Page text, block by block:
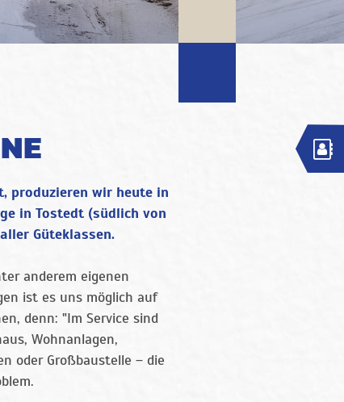
produzieren wir heute in
in Tostedt (südlich von
Güteklassen.
anderem eigenen
ist es uns möglich auf
denn: "Im Service sind
Wohnanlagen,
oder Großbaustelle – die